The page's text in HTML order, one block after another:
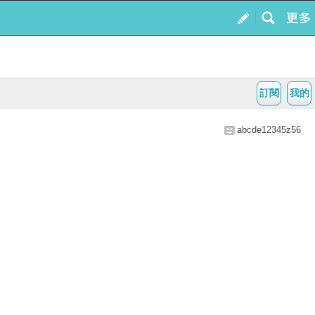
我的
訂閱
abcde12345z56